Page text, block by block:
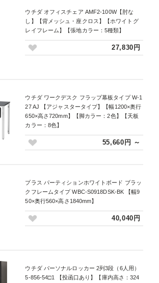
ウチダ オフィスチェア AMF2-100W【肘な
し】【背メッシュ・座クロス】【ホワイトグ
レイフレーム】【張地カラー：5種類】
27,830円
ウチダ ワークデスク フラップ幕板タイプ W-1
27 AJ 【アジャスタータイプ】【幅1200×奥行
650×高さ720mm】【脚カラー：2色】【天板
カラー：8色】
55,660円 ～
プラス パーティションホワイトボード ブラッ
クフレームタイプ WBC-S0918DSK-BK 【幅9
50×奥行560×高さ1840mm】
40,040円
ウチダ パーソナルロッカー 2列3段（6人用）
5-856-54□1 【投函口あり】【庫内高さ：324